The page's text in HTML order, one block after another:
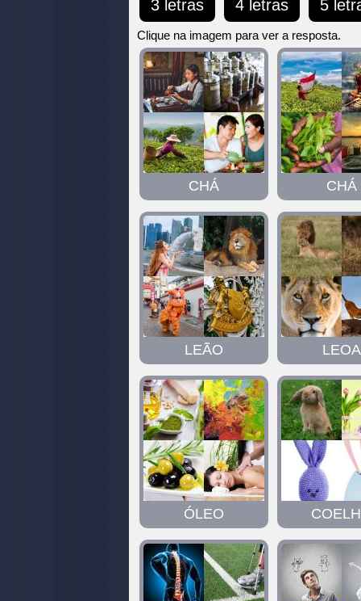
digite
todas
as
letras:
3 letras 4 letras 5
Clique na imagem para ver a resposta.
CHÁ CHÁ
LEÃO LEOA
ÓLEO